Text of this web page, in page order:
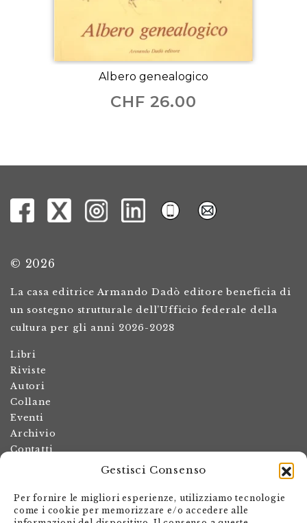
Gestisci Consenso
Per fornire le migliori esperienze, utilizziamo tecnologie
come i cookie per memorizzare e/o accedere alle
Albero genealogico
CHF 26.00
© 2026
La casa editrice Armando Dadò editore beneficia di
un sostegno strutturale dell’Ufficio federale della
cultura per gli anni 2026-2028
Libri
Riviste
Autori
Collane
Eventi
Archivio
Contatti
Termini e condizioni
Spese di spedizione
Politica dei resi